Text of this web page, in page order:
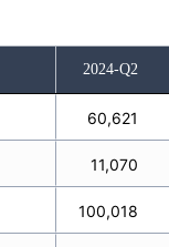
2024-Q2
60,621
11,070
100,018